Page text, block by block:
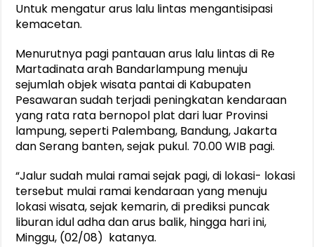
Untuk mengatur arus lalu lintas mengantisipasi
kemacetan.
Menurutnya pagi pantauan arus lalu lintas di Re
Martadinata arah Bandarlampung menuju
sejumlah objek wisata pantai di Kabupaten
Pesawaran sudah terjadi peningkatan kendaraan
yang rata rata bernopol plat dari luar Provinsi
lampung, seperti Palembang, Bandung, Jakarta
dan Serang banten, sejak pukul. 70.00 WIB pagi.
“Jalur sudah mulai ramai sejak pagi, di lokasi- lokasi
tersebut mulai ramai kendaraan yang menuju
lokasi wisata, sejak kemarin, di prediksi puncak
liburan idul adha dan arus balik, hingga hari ini,
Minggu, (02/08) katanya.